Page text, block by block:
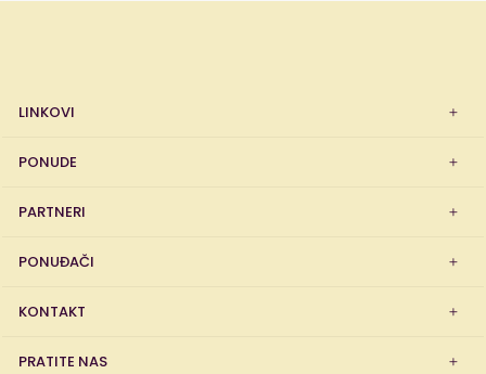
LINKOVI
PONUDE
PARTNERI
PONUĐAČI
KONTAKT
PRATITE NAS